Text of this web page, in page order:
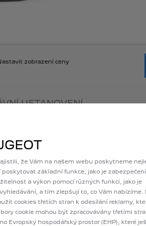
zobrazení ceny
USTANOVENÍ
stavu platnému
příplatkovou
byla u jednotlivých položek uvedena.
v souladu
hodnoty kombinovaného provozu odpovídají
se mohou lišit v závislosti na zvolené
vozu neodráží pouze účinnost využívání
podmínky, technický stav pozemní
tlak pneumatikách, přítomnost střešního
že Vám na našem webu poskytneme
základní funkce, jako je
a výkon pomocí různých funkcí, jako je
a tím zlepšují to, co Vám nabízíme.
cookies třetích stran k odesílání reklamy,
cookie mohou být zpracovávány třetími
Evropský hospodářský prostor (EHP), které